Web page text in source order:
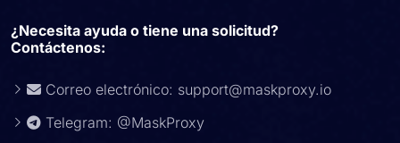
¿Necesita ayuda o tiene una solicitud?
Contáctenos:
Correo electrónico: support@maskproxy.io
Telegram: @MaskProxy